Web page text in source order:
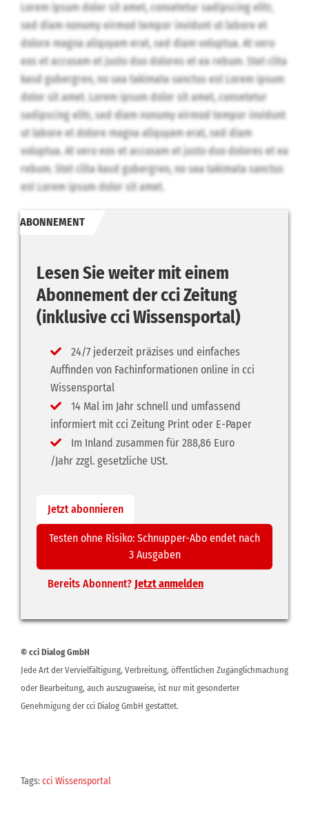
Lorem ipsum dolor sit amet, consetetur sadipscing elitr,
sed diam nonumy eirmod tempor invidunt ut labore et
dolore magna aliquyam erat, sed diam voluptua. At vero
eos et accusam et justo duo dolores et ea rebum. Stet clita
kasd gubergren, no sea takimata sanctus est Lorem ipsum
dolor sit amet. Lorem ipsum dolor sit amet, consetetur
sadipscing elitr, sed diam nonumy eirmod tempor invidunt
ut labore et dolore magna aliquyam erat, sed diam
voluptua. At vero eos et accusam et justo duo dolores et ea
rebum. Stet clita kasd gubergren, no sea takimata sanctus
est Lorem ipsum dolor sit amet.
ABONNEMENT
Lesen Sie weiter mit einem
Abonnement der cci Zeitung
(inklusive cci Wissensportal)
24/7 jederzeit präzises und einfaches
Auffinden von Fachinformationen online in cci
Wissensportal
14 Mal im Jahr schnell und umfassend
informiert mit cci Zeitung Print oder E-Paper
Im Inland zusammen für 288,86 Euro
/Jahr zzgl. gesetzliche USt.
Jetzt abonnieren
Testen ohne Risiko: Schnupper-Abo endet nach
3 Ausgaben
Bereits Abonnent? Jetzt anmelden
© cci Dialog GmbH
Jede Art der Vervielfältigung, Verbreitung, öffentlichen Zugänglichmachung
oder Bearbeitung, auch auszugsweise, ist nur mit gesonderter
Genehmigung der cci Dialog GmbH gestattet.
Tags:cci Wissensportal